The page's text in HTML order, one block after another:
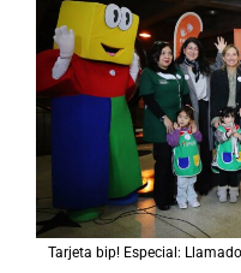
Tarjeta bip! Especial: